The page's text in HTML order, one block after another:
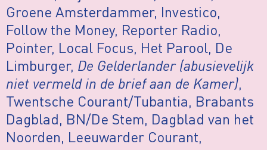
Groene Amsterdammer, Investico,
Follow the Money, Reporter Radio,
Pointer, Local Focus, Het Parool, De
Limburger, De Gelderlander (abusievelijk
niet vermeld in de brief aan de Kamer),
Twentsche Courant/Tubantia, Brabants
Dagblad, BN/De Stem, Dagblad van het
Noorden, Leeuwarder Courant,